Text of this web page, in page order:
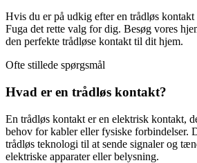
Hvis du er på udkig efter en trådløs
Fuga det rette valg for dig. Besøg vores
den perfekte trådløse kontakt til dit hjem.
Ofte stillede spørgsmål
Hvad er en trådløs kontakt?
En trådløs kontakt er en elektrisk kontakt,
behov for kabler eller fysiske forbindelser.
trådløs teknologi til at sende signaler og
elektriske apparater eller belysning.